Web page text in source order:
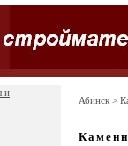
и
Абинск >